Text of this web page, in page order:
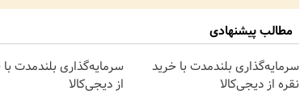
مطالب پیشنهادی
سرمایه‌گذاری بلندمدت با خرید
نقره از دیجی‌کالا
سرمایه‌گذاری بلندمدت
از دیجی‌کالا